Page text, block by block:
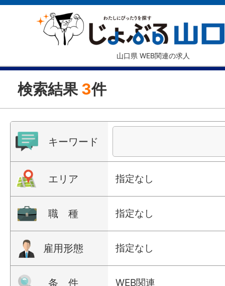
山口県 WEB関連の求人
検索結果 3件
キーワード
エリア 指定なし
職 種 指定なし
雇用形態 指定なし
条 件 WEB関連